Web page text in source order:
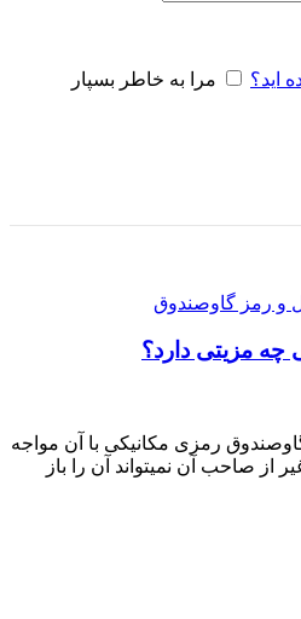
اید؟ مرا به خاطر بسپار
و رمز گاوصندوق
مزیتی دارد؟
رمزی مکانیکی با آن مواجه
از صاحب آن نمیتواند آن را باز